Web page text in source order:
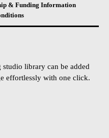
& Funding Information
library can be added
effortlessly with one click.